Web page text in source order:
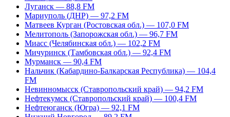
Луганск — 88,8 FM
Мариуполь (ДНР) — 97,2 FM
Матвеев Курган (Ростовская обл.) — 107,0 FM
Мелитополь (Запорожская обл.) — 96,7 FM
Миасс (Челябинская обл.) — 102,2 FM
Мичуринск (Тамбовская обл.) — 92,4 FM
Мурманск — 90,4 FM
Нальчик (Кабардино-Балкарская Республика) — 104,4
FM
Невинномысск (Ставропольский край) — 94,2 FM
Нефтекумск (Ставропольский край) — 100,4 FM
Нефтеюганск (Югра) — 92,1 FM